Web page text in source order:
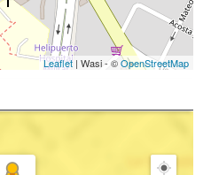
Leaflet | Wasi - ©OpenStreetMap